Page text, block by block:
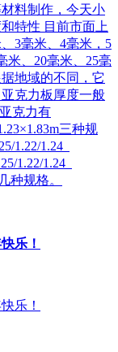
料制作，今天小
特性 目前市面上
3毫米、4毫米，5
米、20毫米、25毫
地域的不同，它
克力板厚度一般
克力有
三种规
1.22/1.24
1.22/1.24
种规格。
乐！
乐！